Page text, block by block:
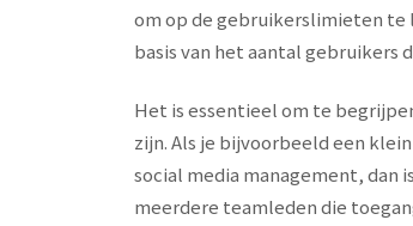
om op de gebruikerslimieten te
basis van het aantal
Het is essentieel om te
zijn. Als je bijvoorbeeld een
social media management, dan
meerdere teamleden die